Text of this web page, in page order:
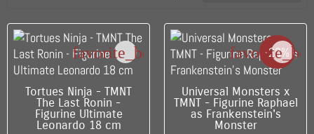
C'EST LE DERNIER !
favorite_border
Tortues Ninja - TMNT
The Last Ronin -
Figurine Ultimate
Leonardo 18 cm
-20%
C'EST LE DERNIER !
Universal Monsters x
TMNT - Figurine Raphael
as Frankenstein's
Monster